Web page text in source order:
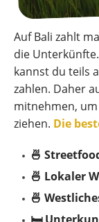
Auf Bali zahlt
die
kannst du teils
zahlen. Daher
mitnehmen,
ziehen. Die
🍜
🍜 Lokaler
🍜
🛏️